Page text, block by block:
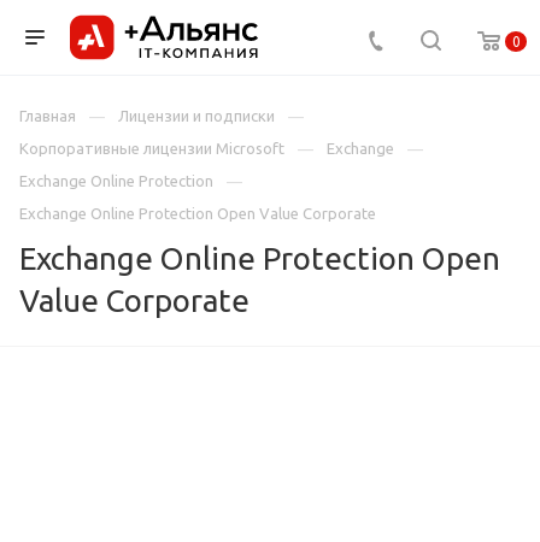
0
Главная
Лицензии и подписки
Корпоративные лицензии Microsoft
Exchange
Exchange Online Protection
Exchange Online Protection Open Value Corporate
Exchange Online Protection Open
Value Corporate